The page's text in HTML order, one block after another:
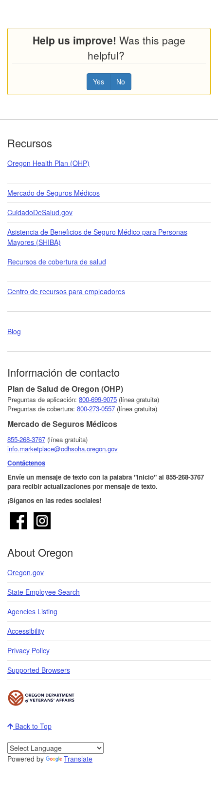
Help us improve! Was this page
helpful?
Yes No
Recursos
Oregon Health Plan ​(OHP)
Mercado de Seguros Médicos​
CuidadoDeSalud.gov
Asistencia de Beneficios de Seguro Médico para Personas
Mayores (SHIBA)​
Recursos de cobertura de salud
Centro de recursos para empleadores​
Blog
Información de contacto
Plan de Salud de Oregon​ (OHP)
Preguntas de aplicación: 800-6​99-9075 ​ (línea gratuita)
Preguntas de cobertura​: 800-273-0557 (línea gratuita)
Mercado de Seguros Médicos​
855-268-3767 (línea gratuita)
info.marketplace@odhsoha.oregon.gov​​
Contáctenos​
Envíe un mensaje de texto con la palabra "Inicio" al 855-268-3767
para recibir actualizaciones por mensaje de texto.​
¡Síganos en las redes sociales!
About Oregon
Oregon.gov
State Employee Search
Agencies Listing
Accessibility
Privacy Policy
Supported Browsers
Back to Top
Powered by Translate